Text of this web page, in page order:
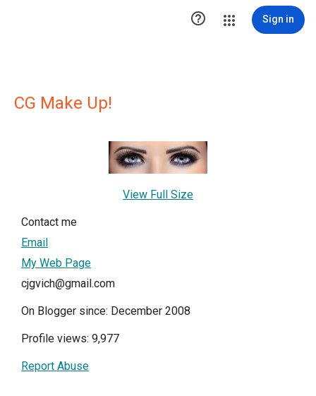
 Sign in
CG Make Up!
View Full Size
Contact me
Email
My Web Page
cjgvich@gmail.com
On Blogger since: December 2008
Profile views: 9,977
Report Abuse